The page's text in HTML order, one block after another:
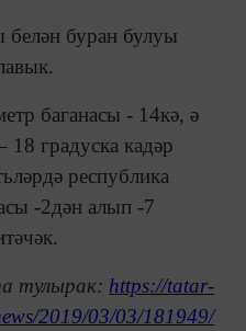
белән буран булуы
баганасы - 14кә, ә
градуска кадәр
республика
-2дән алып -7
тулырак: https://tatar-
2019/03/03/181949/